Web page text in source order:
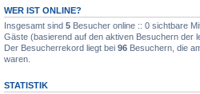
WER IST ONLINE?
Insgesamt sind 5 Besucher online :: 0 sichtbare
Gäste (basierend auf den aktiven Besuchern der
Der Besucherrekord liegt bei 96 Besuchern, die
waren.
STATISTIK